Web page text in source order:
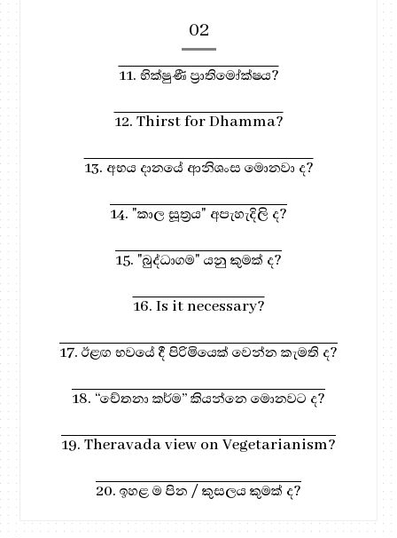
02
11. භික්ෂුණී ප්‍රාතිමෝක්ෂය?
12. Thirst for Dhamma?
13. අභය දානයේ ආනිශංස මොනවා ද?
14. "කාල සූත්‍රය" අපැහැදිලි ද?
15. "බුද්ධාගම" යනු කුමක් ද?
16. Is it necessary?
17. ඊළඟ භවයේ දී පිරිමියෙක් වෙන්න කැමති ද?
18. “චේතනා කර්ම” කියන්නෙ මොනවට ද?
19. Theravada view on Vegetarianism?
20. ඉහළ ම පින / කුසලය කුමක් ද?